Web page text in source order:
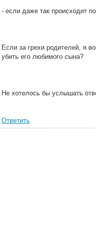
- если даже так происходит
Если за грехи родителей, я
убить его любимого сына?
Не хотелось бы услышать
Ответить